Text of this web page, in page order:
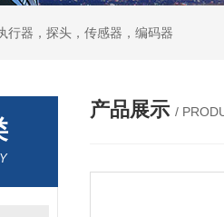
行器，探头，传感器，编码器
产品展示 /